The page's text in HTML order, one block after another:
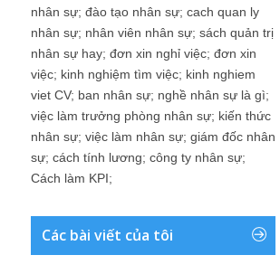
nhân sự; đào tạo nhân sự; cach quan ly
nhân sự; nhân viên nhân sự; sách quản trị
nhân sự hay; đơn xin nghỉ việc; đơn xin
việc; kinh nghiệm tìm việc; kinh nghiem
viet CV; ban nhân sự; nghề nhân sự là gì;
việc làm trưởng phòng nhân sự; kiến thức
nhân sự; việc làm nhân sự; giám đốc nhân
sự; cách tính lương; công ty nhân sự;
Cách làm KPI;
Các bài viết của tôi